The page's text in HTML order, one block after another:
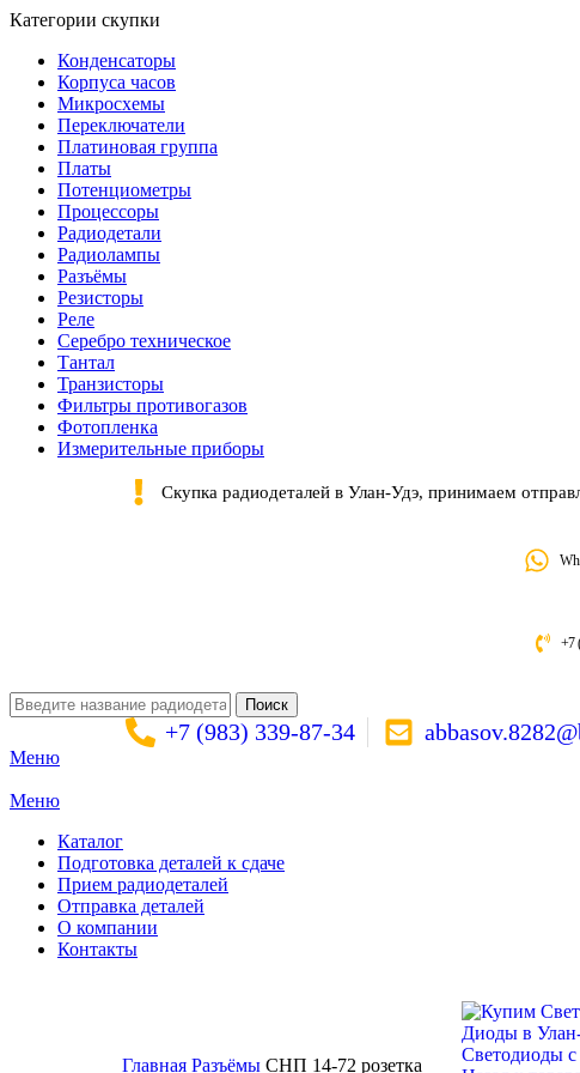
Категории скупки
Конденсаторы
Корпуса часов
Микросхемы
Переключатели
Платиновая группа
Платы
Потенциометры
Процессоры
Радиодетали
Радиолампы
Разъёмы
Резисторы
Реле
Серебро техническое
Тантал
Транзисторы
Фильтры противогазов
Фотопленка
Измерительные приборы
Скупка радиодеталей в Улан-Удэ, принимаем
+7
Поиск
+7 (983) 339-87-34
Меню
Меню
Каталог
Подготовка деталей к сдаче
Прием радиодеталей
Отправка деталей
О компании
Контакты
Главная Разъёмы СНП 14-72 розетка
Светодиоды